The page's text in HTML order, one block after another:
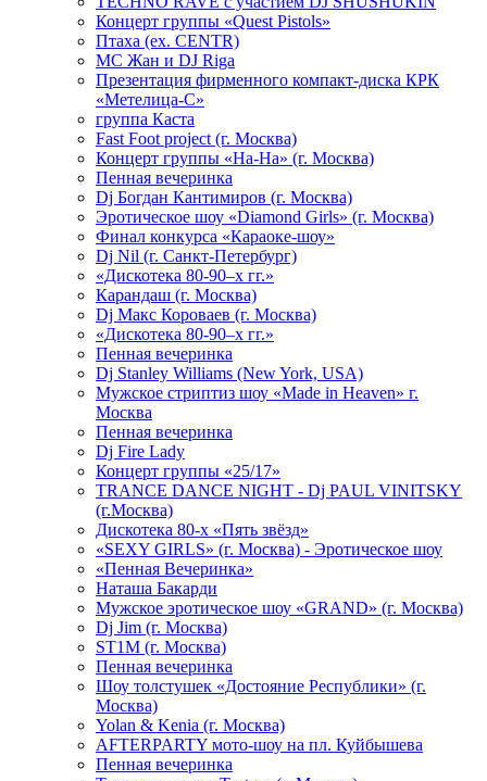
Концерт группы «Quest Pistols»
Птаха (ex. CENTR)
МС Жан и DJ Riga
Презентация фирменного компакт-диска КРК
«Метелица-С»
группа Каста
Fast Foot project (г. Москва)
Концерт группы «На-На» (г. Москва)
Пенная вечеринка
Dj Богдан Кантимиров (г. Москва)
Эротическое шоу «Diamond Girls» (г. Москва)
Финал конкурса «Караоке-шоу»
Dj Nil (г. Санкт-Петербург)
«Дискотека 80-90–х гг.»
Карандаш (г. Москва)
Dj Макс Короваев (г. Москва)
«Дискотека 80-90–х гг.»
Пенная вечеринка
Dj Stanley Williams (New York, USA)
Мужское стриптиз шоу «Made in Heaven» г.
Москва
Пенная вечеринка
Dj Fire Lady
Концерт группы «25/17»
TRANCE DANCE NIGHT - Dj PAUL VINITSKY
(г.Москва)
Дискотека 80-х «Пять звёзд»
«SEXY GIRLS» (г. Москва) - Эротическое шоу
«Пенная Вечеринка»
Hаташа Бакарди
Мужское эротическое шоу «GRAND» (г. Москва)
Dj Jim (г. Москва)
ST1M (г. Москва)
Пенная вечеринка
Шоу толстушек «Достояние Республики» (г.
Москва)
Yolan & Kenia (г. Москва)
AFTERPARTY мото-шоу на пл. Куйбышева
Пенная вечеринка